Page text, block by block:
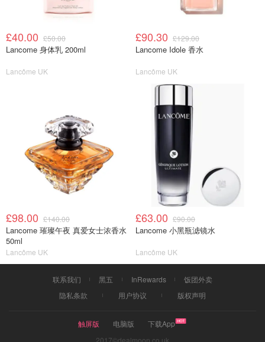
£40.00 £50.00
Lancome 身体乳 200ml
Lancôme UK
£90.30 £129.00
Lancome Idole 香水
Lancôme UK
£98.00 £140.00
Lancome 璀璨午夜 真爱女士浓香水
50ml
Lancôme UK
£63.00 £90.00
Lancome 小黑瓶滤镜水
Lancôme UK
联系我们 黑五 InRewards
饭团外卖
隐私条款
用户协议 版权声明
触屏版 电脑版
下载App
2017©dealmoon.co.uk